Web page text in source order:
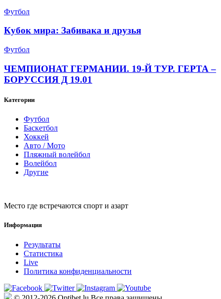
Футбол
Кубок мира: Забивака и друзья
Футбол
ЧЕМПИОНАТ ГЕРМАНИИ. 19-Й ТУР. ГЕРТА –
БОРУССИЯ Д 19.01
Категории
Футбол
Баскетбол
Хоккей
Авто / Мото
Пляжный волейбол
Волейбол
Другие
Место где встречаются спорт и азарт
Информация
Результаты
Статистика
Live
Политика конфиденциальности